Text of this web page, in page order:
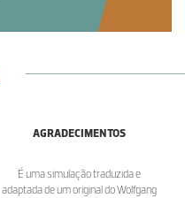
AGRADECIMENTOS
É uma simulação traduzida e
adaptada de um original do Wolfgang